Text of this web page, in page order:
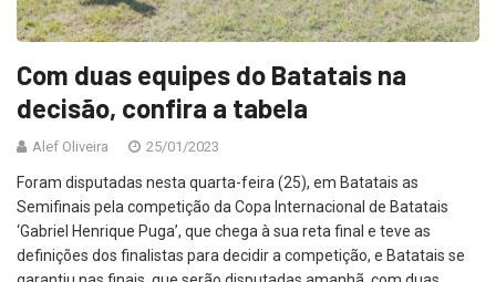
Com duas equipes do Batatais na
decisão, confira a tabela
Alef Oliveira 25/01/2023
Foram disputadas nesta quarta-feira (25), em Batatais as
Semifinais pela competição da Copa Internacional de Batatais
‘Gabriel Henrique Puga’, que chega à sua reta final e teve as
definições dos finalistas para decidir a competição, e Batatais se